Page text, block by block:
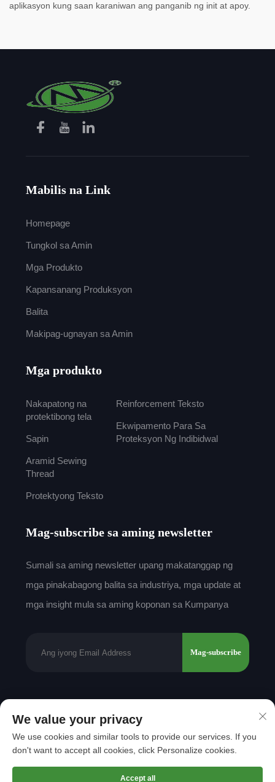
aplikasyon kung saan karaniwan ang panganib ng init at apoy.
Mabilis na Link
Homepage
Tungkol sa Amin
Mga Produkto
Kapansanang Produksyon
Balita
Makipag-ugnayan sa Amin
Mga produkto
Nakapatong na
protektibong tela
Sapin
Aramid Sewing
Thread
Protektyong Teksto
Reinforcement Teksto
Ekwipamento Para Sa
Proteksyon Ng Indibidwal
Mag-subscribe sa aming newsletter
Sumali sa aming newsletter upang makatanggap ng
mga pinakabagong balita sa industriya, mga update at
mga insight mula sa aming koponan sa Kumpanya
Mag-subscribe
Textile Co., Ltd.
Patakaran sa
Pagkapribado
Ilipat pataas
We value your privacy
We use cookies and similar tools to provide our services. If you
don't want to accept all cookies, click Personalize cookies.
Accept all